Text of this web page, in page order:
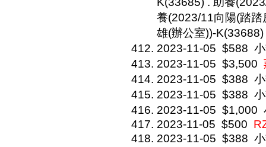
養(2023/11向陽(踏
雄(辦公室))-K(33688)
2023-11-05 $588
2023-11-05 $3,500
2023-11-05 $388
2023-11-05 $388
2023-11-05 $1,000
2023-11-05 $500
2023-11-05 $388